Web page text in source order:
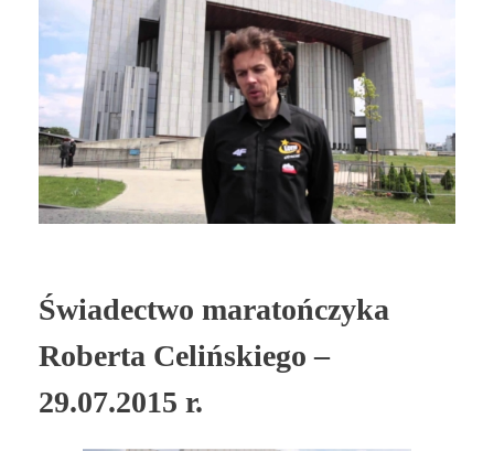
Świadectwo maratończyka
Roberta Celińskiego –
29.07.2015 r.